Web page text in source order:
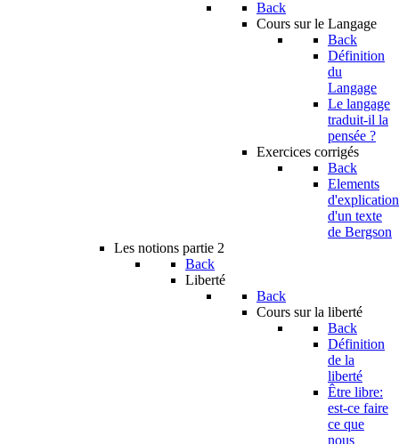
Back
Cours sur le Langage
Back
Définition
du
Langage
Le langage
traduit-il la
pensée ?
Exercices corrigés
Back
Elements
d'explication
d'un texte
de Bergson
Les notions partie 2
Back
Liberté
Back
Cours sur la liberté
Back
Définition
de la
liberté
Être libre:
est-ce faire
ce que
nous